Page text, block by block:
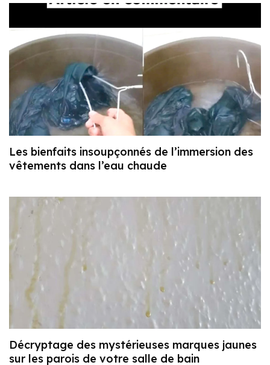
Les bienfaits insoupçonnés de l’immersion des
vêtements dans l’eau chaude
Décryptage des mystérieuses marques jaunes
sur les parois de votre salle de bain